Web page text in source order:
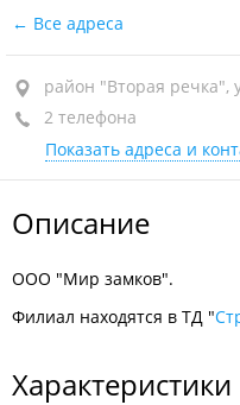
Все адреса
район "Вторая речка",
2 телефона
Показать адреса и
Описание
ООО "Мир замков".
Филиал находятся в ТД "
Характеристики